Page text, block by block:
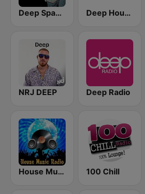
Deep Space Chill Deep House Radio
NRJ DEEP Deep Radio
House Music Radio 100 Chill